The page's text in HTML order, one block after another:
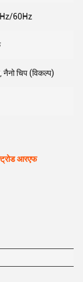
60Hz
नैनो चिप (विकल्प)
आरएफ